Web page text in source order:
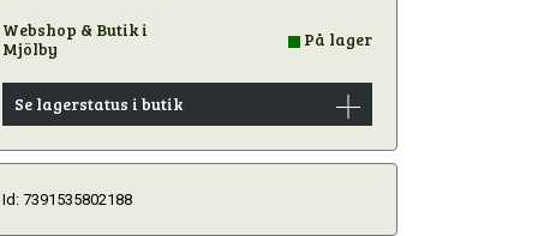
Webshop & Butik i
Mjölby
På lager
Se lagerstatus i butik
Id: 7391535802188